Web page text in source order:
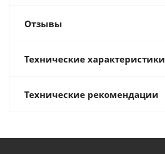
Отзывы
Технические характеристики
Технические рекомендации